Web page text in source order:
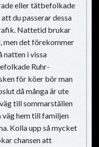
eller tätbefolkade
du passerar dessa
Nattetid brukar
men det förekommer
natten i vissa
Ruhr-
för köer bör man
då många är ute
till sommarställen
väg hem till familjen
Kolla upp så mycket
chansen att